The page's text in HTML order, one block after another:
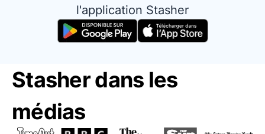
l'application Stasher
Stasher dans les
médias